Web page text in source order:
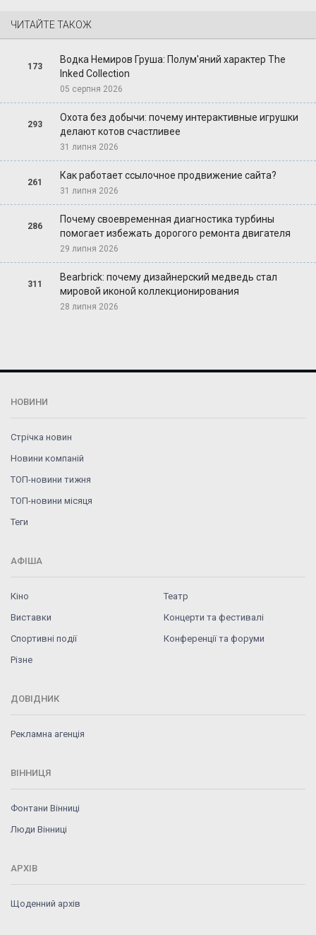
ЧИТАЙТЕ ТАКОЖ
173
Водка Немиров Груша: Полум'яний характер The
Inked Collection
05 серпня 2026
293
Охота без добычи: почему интерактивные игрушки
делают котов счастливее
31 липня 2026
261
Как работает ссылочное продвижение сайта?
31 липня 2026
286
Почему своевременная диагностика турбины
помогает избежать дорогого ремонта двигателя
29 липня 2026
311
Bearbrick: почему дизайнерский медведь стал
мировой иконой коллекционирования
28 липня 2026
НОВИНИ
Стрічка новин
Новини компаній
ТОП-новини тижня
ТОП-новини місяця
Теги
АФІША
Кіно
Театр
Виставки
Концерти та фестивалі
Спортивні події
Конференції та форуми
Різне
ДОВІДНИК
Рекламна агенція
ВІННИЦЯ
Фонтани Вінниці
Люди Вінниці
АРХІВ
Щоденний архів